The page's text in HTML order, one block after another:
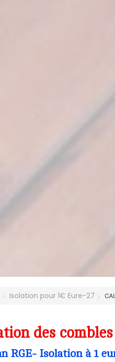
Isolation pour 1€ Eure-27
des combles
RGE- Isolation à 1